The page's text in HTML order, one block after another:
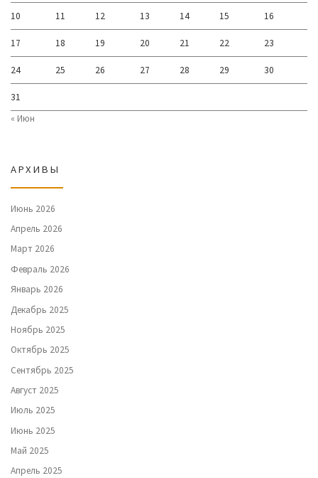
10 11 12 13 14 15 16
17 18 19 20 21 22 23
24 25 26 27 28 29 30
31
« Июн
АРХИВЫ
Июнь 2026
Апрель 2026
Март 2026
Февраль 2026
Январь 2026
Декабрь 2025
Ноябрь 2025
Октябрь 2025
Сентябрь 2025
Август 2025
Июль 2025
Июнь 2025
Май 2025
Апрель 2025